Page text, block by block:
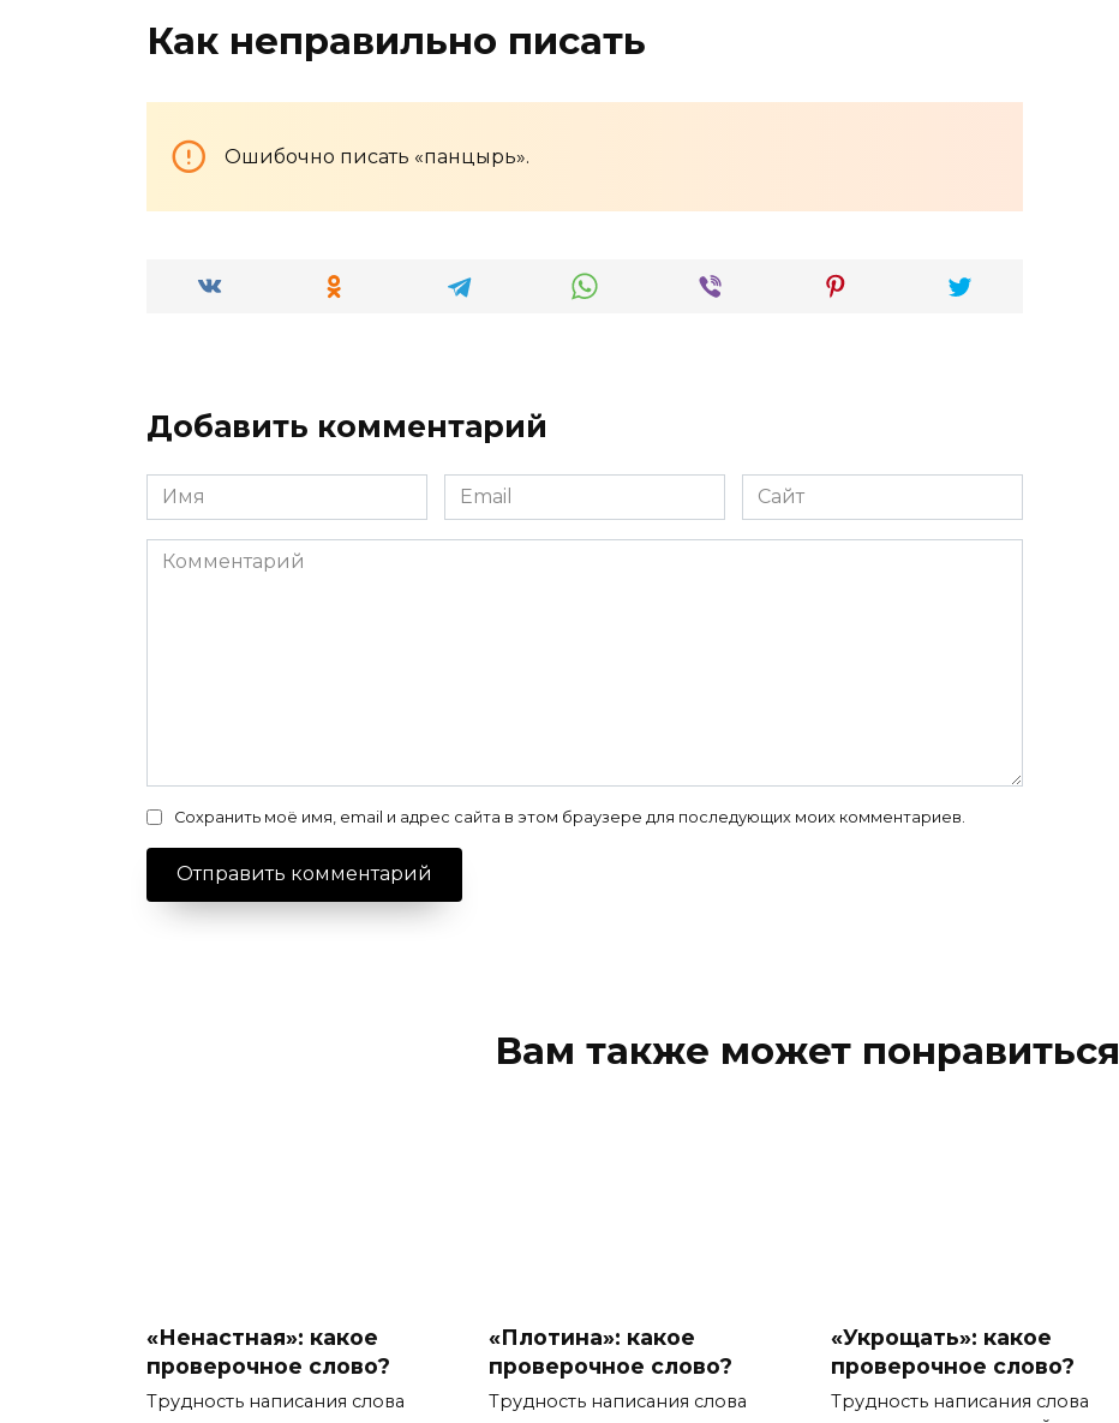
Как неправильно писать
Ошибочно писать «панцырь».
Добавить комментарий
Имя
*
Email
*
Сайт
Комментарий
Сохранить моё имя, email и адрес сайта в этом браузере для последующих моих комментариев.
Вам также может понравиться
«Ненастная»: какое
проверочное слово?
Трудность написания слова
«Плотина»: какое
проверочное слово?
Трудность написания слова
«Укрощать»: какое
проверочное слово?
Трудность написания слова